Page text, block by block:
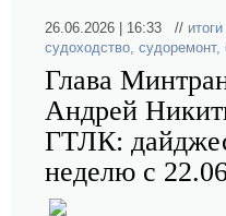
26.06.2026 | 16:33 //
судоходство, судоремонт,
Глава
Андрей
ГТЛК:
неделю с